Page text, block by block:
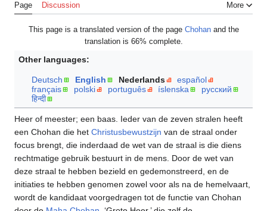
Page Discussion More
This page is a translated version of the page Chohanand the
translation is 66% complete.
Other languages:
Deutsch English Nederlands
español
français
polski português íslenska
русский
हिन्दी
Heer of meester; een baas. Ieder van de zeven stralen heeft
een Chohan die het Christusbewustzijn van de straal onder
focus brengt, die inderdaad de wet van de straal is die diens
rechtmatige gebruik bestuurt in de mens. Door de wet van
deze straal te hebben bezield en gedemonstreerd, en de
initiaties te hebben genomen zowel voor als na de hemelvaart,
wordt de kandidaat voorgedragen tot de functie van Chohan